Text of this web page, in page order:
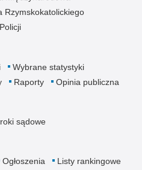
Rzymskokatolickiego
Wybrane statystyki
Raporty Opinia publiczna
sądowe
Ogłoszenia
Listy rankingowe